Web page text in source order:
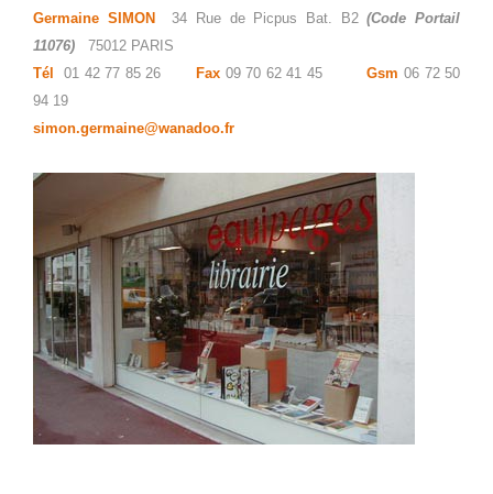
Germaine SIMON
34 Rue de Picpus Bat. B2(Code Portail
11076) 75012 PARIS
Tél
01 42 77 85 26 Fax 09 70 62 41 45Gsm 06 72 50
94 19
simon.germaine@wanadoo.fr